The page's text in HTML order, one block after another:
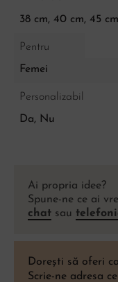
38 cm, 40 cm, 45 cm
Pentru
Femei
Personalizabil
Da, Nu
Ai propria idee?
Spune-ne ce ai
chat sau
Dorești să oferi
Scrie-ne adresa